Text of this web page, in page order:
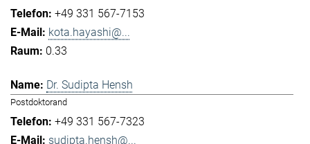
+49 331 567-7153
kota.hayashi@...
0.33
Dr. Sudipta Hensh
Postdoktorand
+49 331 567-7323
sudipta.hensh@...